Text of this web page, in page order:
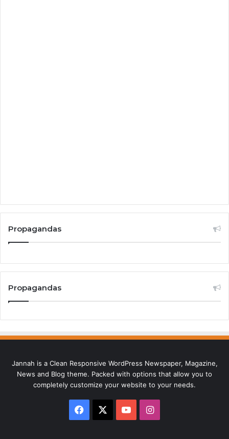
Propagandas
Propagandas
Jannah is a Clean Responsive WordPress Newspaper, Magazine,
News and Blog theme. Packed with options that allow you to
completely customize your website to your needs.
Facebook YouTubeInstagram